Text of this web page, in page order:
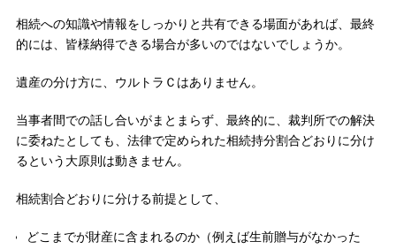
相続への知識や情報をしっかりと共有できる場面があれば、最終
的には、皆様納得できる場合が多いのではないでしょうか。
遺産の分け方に、ウルトラＣはありません。
当事者間での話し合いがまとまらず、最終的に、裁判所での解決
に委ねたとしても、法律で定められた相続持分割合どおりに分け
るという大原則は動きません。
相続割合どおりに分ける前提として、
どこまでが財産に含まれるのか（例えば生前贈与がなかった